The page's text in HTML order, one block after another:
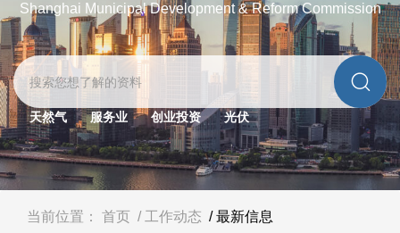
航
区
跳
转
到
主
要
内
容
Shanghai Municipal Development & Reform Commission
天然气 服务业 创业投资 光伏
当前位置： 首页 / 工作动态 / 最新信息